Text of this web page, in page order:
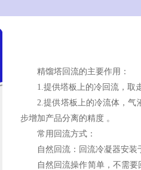
精馏塔回流的主要作用：
1.提供塔板上的冷回流，取走
2.提供塔板上的冷流体，气液
步增加产品分离的精度 。
常用回流方式：
自然回流：回流冷凝器安装
自然回流操作简单，不需要回